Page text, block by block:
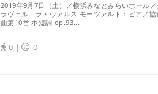
2019年9月7日（土）／横浜みなとみらいホール
ラヴェル：ラ・ヴァルス モーツァルト：ピアノ
曲第10番 ホ短調 op.93...
0｜ 0